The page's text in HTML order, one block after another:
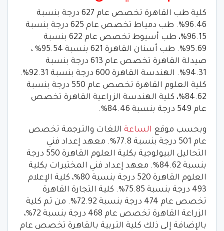
كلية طب القاهرة تخصص عام 627 درجة بنسبة
96.46%. طب دمياط تخصص عام 625 درجة بنسبة
96.15%، طب أسيوط تخصص عام 622 بنسبة
95.69%. طب أسنان القاهرة 621 بنسبة 95.54% ،
صيدلة القاهرة تخصص عام 613 درجة بنسبة
94.31%. الهندسة القاهرة 600 درجة بنسبة 92.31%.
كلية العلوم القاهرة تخصص عام 550 درجة بنسبة
84.62%، كلية الهندسة الزراعية القاهرة تخصص
عام 549 درجة بنسبة 84.46%.
وبحسب موقع الساعة اللغات والترجمة تخصص
عام 501 درجة بنسبة 77.8%. معهد إعداد فني
التحاليل البيولوجية بكلية العلوم القاهرة 550 درجة
بنسبة 84.62%. معهد إعداد فني المختبرات بكلية
العلوم القاهرة 520 درجة بنسبة 80%، كلية الإعلام
493 درجة بنسبة 75.85%. كلية التجارة القاهرة
تخصص عام 474 درجة بنسبة 72.92%. من ثم كلية
الزراعة القاهرة تخصص عام 468 درجة بنسبة 72%،
بالإضافة إلى ذلك كلية التربية بالقاهرة تخصص عام